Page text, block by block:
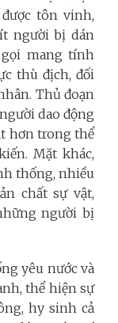
tôn vinh,
người bị dán
gọi mang tính
thù địch, đối
Thủ đoạn
dao động
hơn trong thể
Mặt khác,
thống, nhiều
chất sự vật,
người bị
yêu nước và
thể hiện sự
hy sinh cả